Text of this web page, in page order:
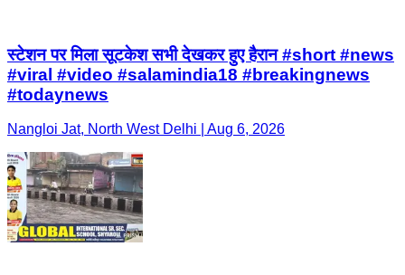
स्टेशन पर मिला सूटकेश सभी देखकर हुए हैरान #short #news
#viral #video #salamindia18 #breakingnews
#todaynews
Nangloi Jat, North West Delhi | Aug 6, 2026